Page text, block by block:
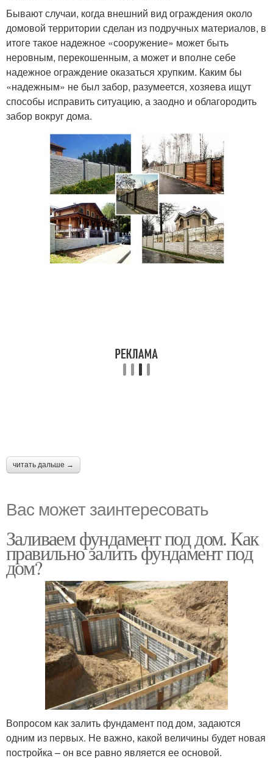
Бывают случаи, когда внешний вид ограждения около
домовой территории сделан из подручных материалов, в
итоге такое надежное «сооружение» может быть
неровным, перекошенным, а может и вполне себе
надежное ограждение оказаться хрупким. Каким бы
«надежным» не был забор, разумеется, хозяева ищут
способы исправить ситуацию, а заодно и облагородить
забор вокруг дома.
читать дальше →
Вас может заинтересовать
Заливаем фундамент под дом. Как
правильно залить фундамент под
дом?
Вопросом как залить фундамент под дом, задаются
одним из первых. Не важно, какой величины будет новая
постройка – он все равно является ее основой.